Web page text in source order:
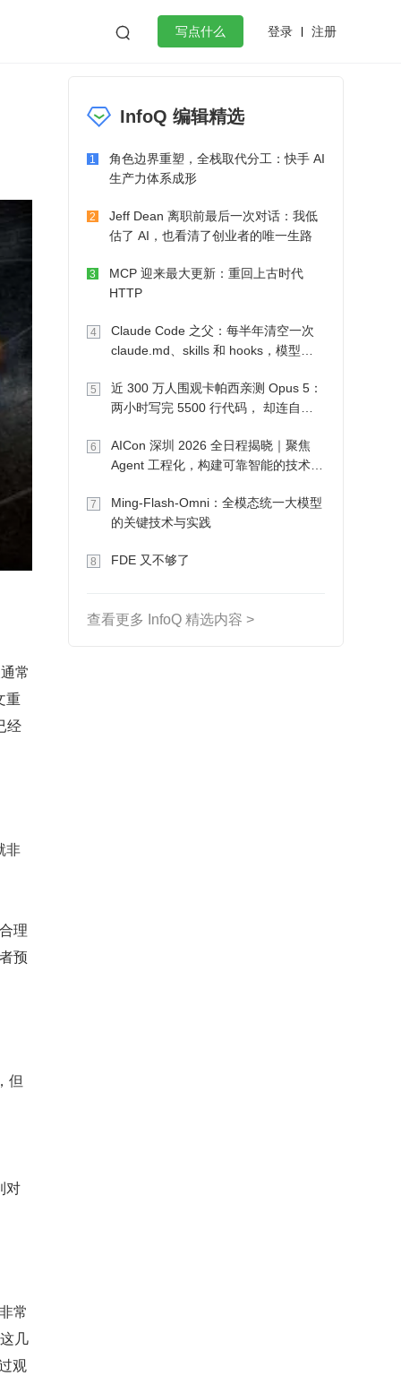
 写点什么 登录 注册
微服务架构 flutter
常
重
经
非
理
预
但
对
常
几
观
InfoQ 编辑精选
1
角色边界重塑，全栈取代分工：快手 AI
生产力体系成形
2
Jeff Dean 离职前最后一次对话：我低
估了 AI，也看清了创业者的唯一生路
3
MCP 迎来最大更新：重回上古时代
HTTP
4
Claude Code 之父：每半年清空一次
claude.md、skills 和 hooks，模型自
5
近 300 万人围观卡帕西亲测 Opus 5：
两小时写完 5500 行代码， 却连自己
6
AICon 深圳 2026 全日程揭晓｜聚焦
Agent 工程化，构建可靠智能的技术路
7
Ming-Flash-Omni：全模态统一大模型
的关键技术与实践
8 FDE 又不够了
查看更多 InfoQ 精选内容 >